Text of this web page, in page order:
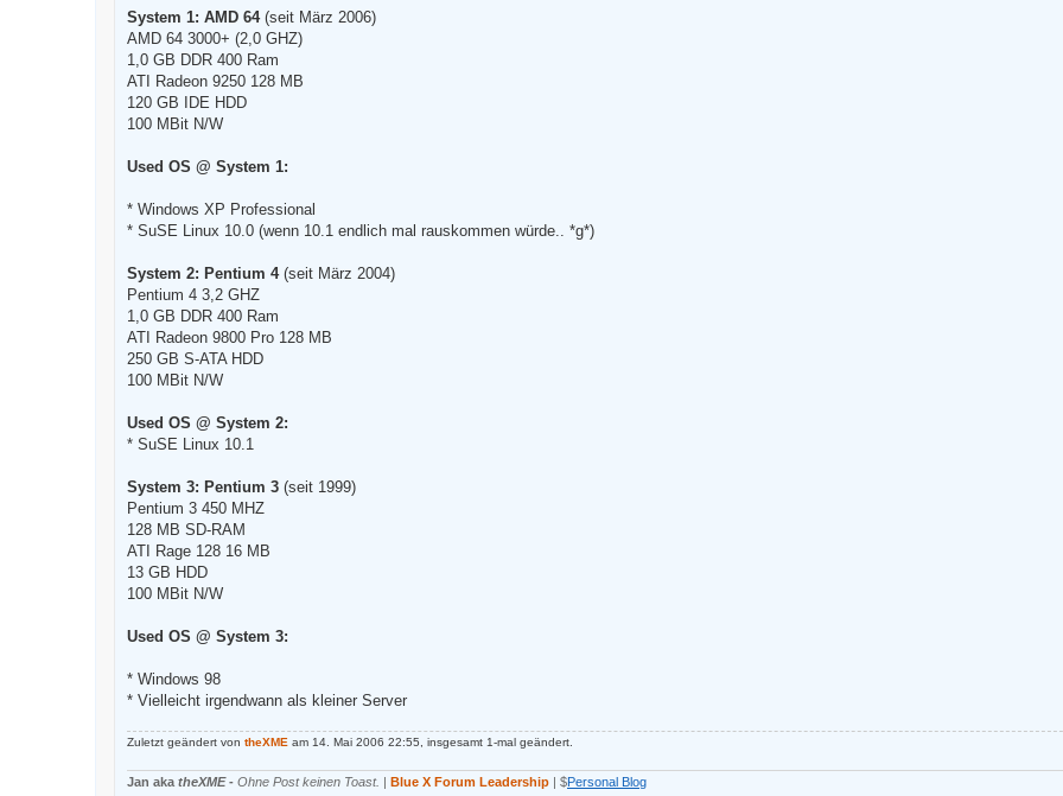
r
B
e
i
t
r
a
g
System 1: AMD 64(seit März 2006)
AMD 64 3000+ (2,0 GHZ)
1,0 GB DDR 400 Ram
ATI Radeon 9250 128 MB
120 GB IDE HDD
100 MBit N/W
Used OS @ System 1:
* Windows XP Professional
* SuSE Linux 10.0 (wenn 10.1 endlich mal rauskommen würde.. *g*)
System 2: Pentium 4(seit März 2004)
Pentium 4 3,2 GHZ
1,0 GB DDR 400 Ram
ATI Radeon 9800 Pro 128 MB
250 GB S-ATA HDD
100 MBit N/W
Used OS @ System 2:
* SuSE Linux 10.1
System 3: Pentium 3 (seit 1999)
Pentium 3 450 MHZ
128 MB SD-RAM
ATI Rage 128 16 MB
13 GB HDD
100 MBit N/W
Used OS @ System 3:
* Windows 98
* Vielleicht irgendwann als kleiner Server
Zuletzt geändert von theXME am 14. Mai 2006 22:55, insgesamt 1-mal geändert.
Jan aka theXME- Ohne Post keinen Toast. | Blue X Forum Leadership | $Personal Blog